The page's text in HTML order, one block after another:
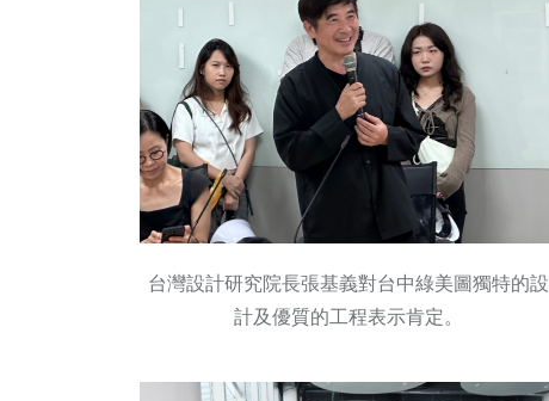
台灣設計研究院長張基義對台中綠美圖獨特的設
計及優質的工程表示肯定。